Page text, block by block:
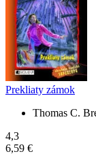
Prekliaty zámok
Thomas C.
4,3
6,59 €